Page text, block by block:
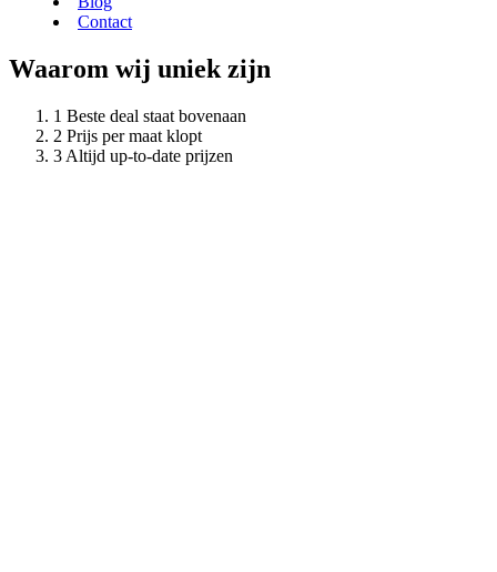
Contact
Waarom wij uniek zijn
Beste deal staat bovenaan
Prijs per maat klopt
Altijd up-to-date prijzen